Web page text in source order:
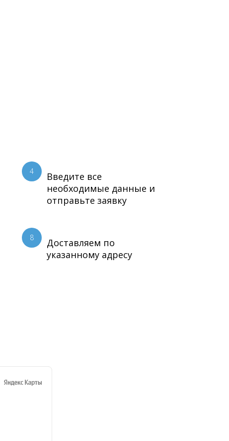
4
Введите все
необходимые данные и
отправьте заявку
8
Доставляем по
указанному адресу